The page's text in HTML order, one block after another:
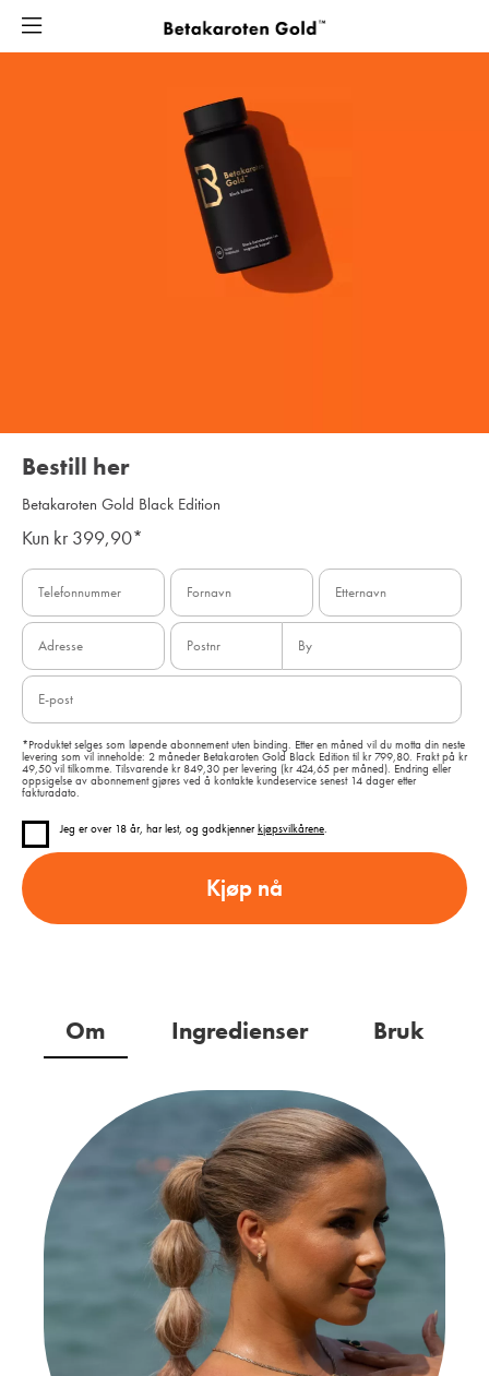
Om Ingredienser Bruk